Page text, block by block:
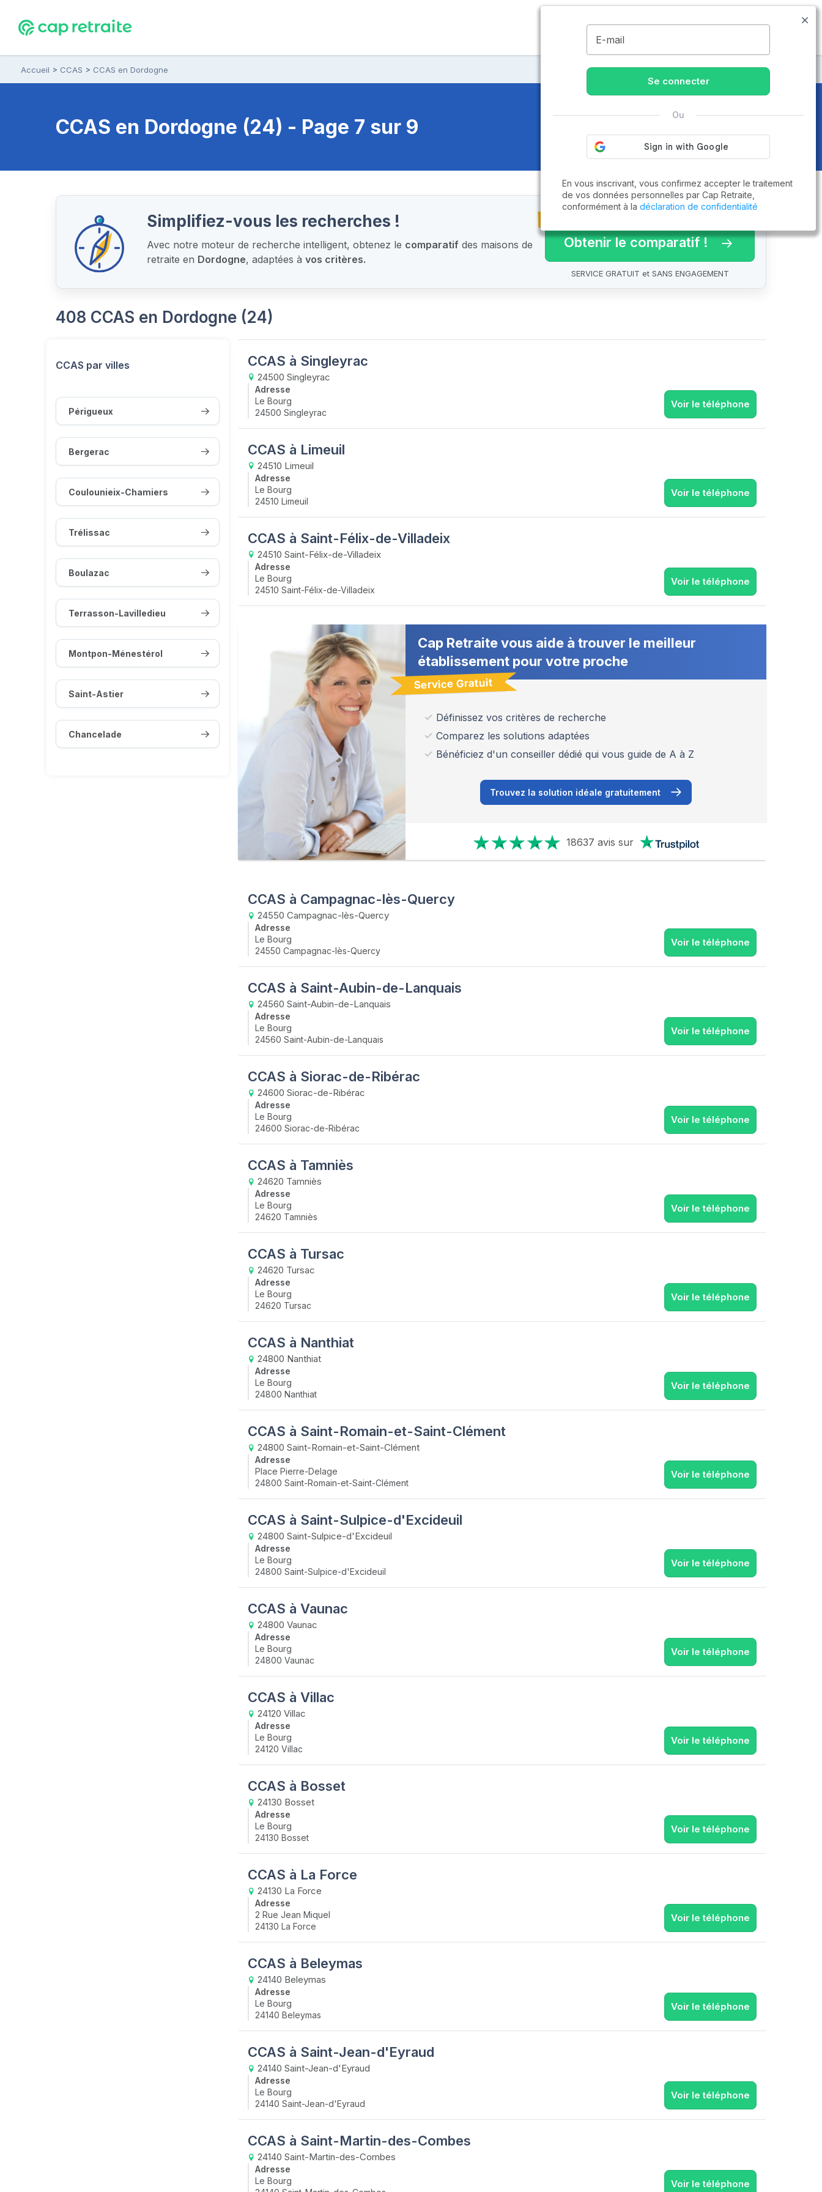
09.77.55.73.00
Accueil CCAS CCAS en Dordogne
CCAS en Dordogne (24) - Page 7 sur 9
Simplifiez-vous les recherches !
Avec notre moteur de recherche intelligent, obtenez le comparatif des maisons de
retraite en Dordogne, adaptées àvos critères.
Obtenir le comparatif !
SERVICE GRATUIT et SANS ENGAGEMENT
408 CCAS en Dordogne (24)
CCAS par villes
Périgueux
Bergerac
Coulounieix-Chamiers
Trélissac
Boulazac
Terrasson-Lavilledieu
Montpon-Ménestérol
Saint-Astier
Chancelade
CCAS à Singleyrac
24500 Singleyrac
Adresse
Le Bourg
24500 Singleyrac
Voir le téléphone
CCAS à Limeuil
24510 Limeuil
Adresse
Le Bourg
24510 Limeuil
Voir le téléphone
CCAS à Saint-Félix-de-Villadeix
24510 Saint-Félix-de-Villadeix
Adresse
Le Bourg
24510 Saint-Félix-de-Villadeix
Voir le téléphone
Cap Retraite vous aide à trouver le meilleur
établissement pour votre proche
Service Gratuit
Définissez vos critères de recherche
Comparez les solutions adaptées
Bénéficiez d'un conseiller dédié qui vous guide de A à Z
Trouvez la solution idéale gratuitement
18637 avis sur
CCAS à Campagnac-lès-Quercy
24550 Campagnac-lès-Quercy
Adresse
Le Bourg
24550 Campagnac-lès-Quercy
Voir le téléphone
CCAS à Saint-Aubin-de-Lanquais
24560 Saint-Aubin-de-Lanquais
Adresse
Le Bourg
24560 Saint-Aubin-de-Lanquais
Voir le téléphone
CCAS à Siorac-de-Ribérac
24600 Siorac-de-Ribérac
Adresse
Le Bourg
24600 Siorac-de-Ribérac
Voir le téléphone
CCAS à Tamniès
24620 Tamniès
Adresse
Le Bourg
24620 Tamniès
Voir le téléphone
CCAS à Tursac
24620 Tursac
Adresse
Le Bourg
24620 Tursac
Voir le téléphone
CCAS à Nanthiat
24800 Nanthiat
Adresse
Le Bourg
24800 Nanthiat
Voir le téléphone
CCAS à Saint-Romain-et-Saint-Clément
24800 Saint-Romain-et-Saint-Clément
Adresse
Place Pierre-Delage
24800 Saint-Romain-et-Saint-Clément
Voir le téléphone
CCAS à Saint-Sulpice-d'Excideuil
24800 Saint-Sulpice-d'Excideuil
Adresse
Le Bourg
24800 Saint-Sulpice-d'Excideuil
Voir le téléphone
CCAS à Vaunac
24800 Vaunac
Adresse
Le Bourg
24800 Vaunac
Voir le téléphone
CCAS à Villac
24120 Villac
Adresse
Le Bourg
24120 Villac
Voir le téléphone
CCAS à Bosset
24130 Bosset
Adresse
Le Bourg
24130 Bosset
Voir le téléphone
CCAS à La Force
24130 La Force
Adresse
2 Rue Jean Miquel
24130 La Force
Voir le téléphone
CCAS à Beleymas
24140 Beleymas
Adresse
Le Bourg
24140 Beleymas
Voir le téléphone
CCAS à Saint-Jean-d'Eyraud
24140 Saint-Jean-d'Eyraud
Adresse
Le Bourg
24140 Saint-Jean-d'Eyraud
Voir le téléphone
CCAS à Saint-Martin-des-Combes
24140 Saint-Martin-des-Combes
Adresse
Le Bourg
Voir le téléphone
E-mail
Se connecter
Ou
En vous inscrivant, vous confirmez accepter le traitement
de vos données personnelles par Cap Retraite,
conformément à la déclaration de confidentialité